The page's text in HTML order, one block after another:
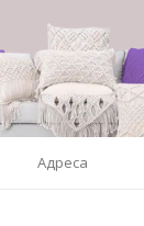
Адреса